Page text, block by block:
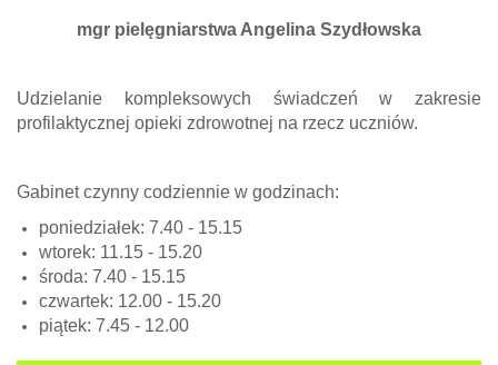
mgr pielęgniarstwa Angelina Szydłowska
Udzielanie kompleksowych świadczeń w zakresie
profilaktycznej opieki zdrowotnej na rzecz uczniów.
Gabinet czynny codziennie w godzinach:
poniedziałek: 7.40 - 15.15
wtorek: 11.15 - 15.20
środa: 7.40 - 15.15
czwartek: 12.00 - 15.20
piątek: 7.45 - 12.00